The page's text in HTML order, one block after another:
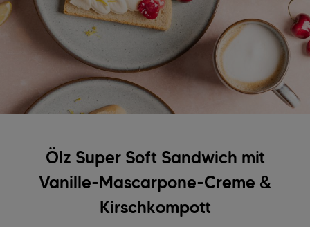
Ölz Super Soft Sandwich mit
Vanille-Mascarpone-Creme &
Kirschkompott